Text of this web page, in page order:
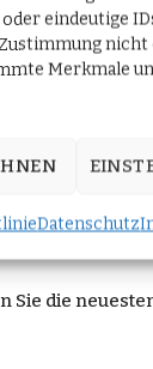
eindeutige
Merkmale
Datenschutz
weder die
Fleisch ist
die